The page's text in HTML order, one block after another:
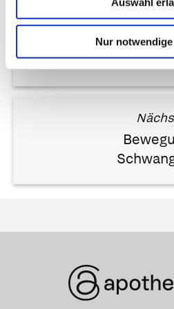
Nur
Vorheriger
der